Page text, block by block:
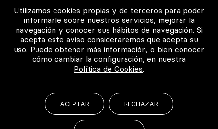
Para los profesionales
Consigue tu certificado
Intranet clínicas certificadas
Música para los pacientes
Utilizamos cookies propias y de terceros para poder
informarle sobre nuestros servicios, mejorar la
navegación y conocer sus hábitos de navegación. Si
acepta este aviso consideraremos que acepta su
uso. Puede obtener más información, o bien conocer
cómo cambiar la configuración, en nuestra
Política de Cookies.
ACEPTAR RECHAZAR